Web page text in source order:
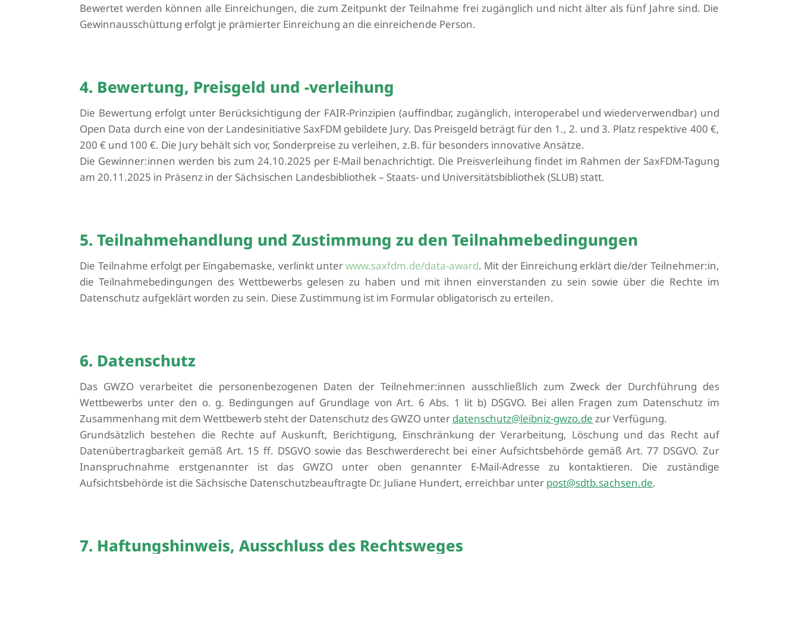
Bewertet werden können alle Einreichungen, die zum Zeitpunkt der Teilnahme frei zugänglich und nicht älter als fünf Jahre sind. Die
Gewinnausschüttung erfolgt je prämierter Einreichung an die einreichende Person.
4. Bewertung, Preisgeld und -verleihung
Die Bewertung erfolgt unter Berücksichtigung der FAIR-Prinzipien (auffindbar, zugänglich, interoperabel und wiederverwendbar) und
Open Data durch eine von der Landesinitiative SaxFDM gebildete Jury. Das Preisgeld beträgt für den 1., 2. und 3. Platz respektive 400 €,
200 € und 100 €. Die Jury behält sich vor, Sonderpreise zu verleihen, z.B. für besonders innovative Ansätze.
Die Gewinner:innen werden bis zum 24.10.2025 per E-Mail benachrichtigt. Die Preisverleihung findet im Rahmen der SaxFDM-Tagung
am 20.11.2025 in Präsenz in der Sächsischen Landesbibliothek – Staats- und Universitätsbibliothek (SLUB) statt.
5. Teilnahmehandlung und Zustimmung zu den Teilnahmebedingungen
Die Teilnahme erfolgt per Eingabemaske, verlinkt unterwww.saxfdm.de/data-award. Mit der Einreichung erklärt die/der Teilnehmer:in,
die Teilnahmebedingungen des Wettbewerbs gelesen zu haben und mit ihnen einverstanden zu sein sowie über die Rechte im
Datenschutz aufgeklärt worden zu sein. Diese Zustimmung ist im Formular obligatorisch zu erteilen.
6. Datenschutz
Das GWZO verarbeitet die personenbezogenen Daten der Teilnehmer:innen ausschließlich zum Zweck der Durchführung des
Wettbewerbs unter den o. g. Bedingungen auf Grundlage von Art. 6 Abs. 1 lit b) DSGVO. Bei allen Fragen zum Datenschutz im
Zusammenhang mit dem Wettbewerb steht der Datenschutz des GWZO unter datenschutz@leibniz-gwzo.de zur Verfügung.
Grundsätzlich bestehen die Rechte auf Auskunft, Berichtigung, Einschränkung der Verarbeitung, Löschung und das Recht auf
Datenübertragbarkeit gemäß Art. 15 ff. DSGVO sowie das Beschwerderecht bei einer Aufsichtsbehörde gemäß Art. 77 DSGVO. Zur
Inanspruchnahme erstgenannter ist das GWZO unter oben genannter E-Mail-Adresse zu kontaktieren. Die zuständige
Aufsichtsbehörde ist die Sächsische Datenschutzbeauftragte Dr. Juliane Hundert, erreichbar unter post@sdtb.sachsen.de.
7. Haftungshinweis, Ausschluss des Rechtsweges